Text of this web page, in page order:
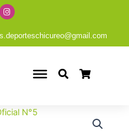
I
n
s
a
g